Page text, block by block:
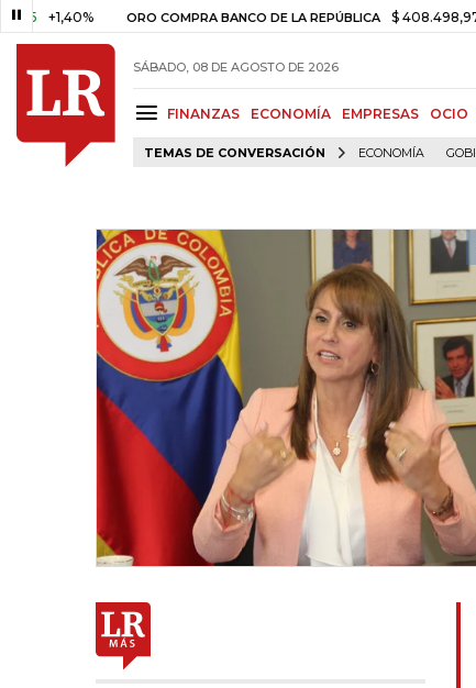
+1,40% ORO COMPRA BANCO DE LA REPÚBLICA $ 408.498,97 +$
SÁBADO, 08 DE AGOSTO DE 2026
FINANZAS ECONOMÍA EMPRESAS OCIO
TEMAS DE CONVERSACIÓN ECONOMÍA